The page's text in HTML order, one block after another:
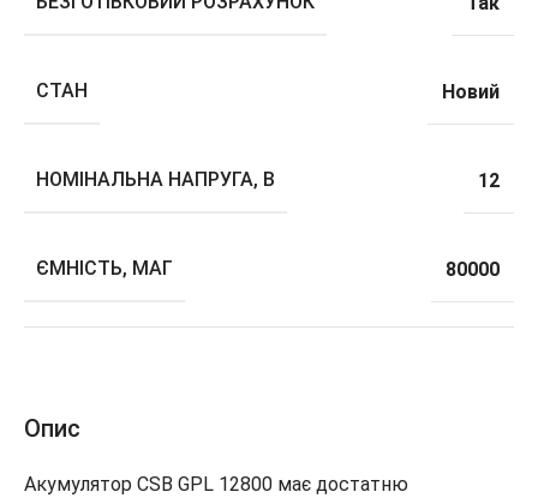
Опис
Акумулятор CSB GPL 12800 має достатню
СТАН Новий
НОМІНАЛЬНА НАПРУГА, В 12
ЄМНІСТЬ, МАГ 80000